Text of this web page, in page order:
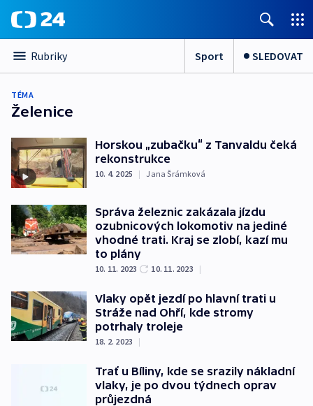
Rubriky Sport SLEDOVAT
TÉMA
Želenice
Horskou „zubačku“ z Tanvaldu čeká
rekonstrukce
10. 4. 2025 | Jana Šrámková
Správa železnic zakázala jízdu
ozubnicových lokomotiv na jediné
vhodné trati. Kraj se zlobí, kazí mu
to plány
10. 11. 2023 10. 11. 2023 |
Vlaky opět jezdí po hlavní trati u
Stráže nad Ohří, kde stromy
potrhaly troleje
18. 2. 2023 |
Trať u Bíliny, kde se srazily nákladní
vlaky, je po dvou týdnech oprav
průjezdná